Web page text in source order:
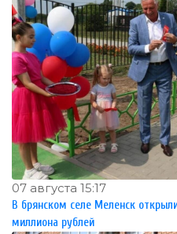
07 августа 15:17
В брянском селе Меленск
миллиона рублей